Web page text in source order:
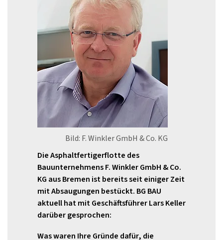
Bild: F. Winkler GmbH & Co. KG
Die Asphaltfertigerflotte des
Bauunternehmens F. Winkler GmbH & Co.
KG aus Bremen ist bereits seit einiger Zeit
mit Absaugungen bestückt. BG BAU
aktuell hat mit Geschäftsführer Lars Keller
darüber gesprochen:
Waswaren Ihre Gründe dafür, die